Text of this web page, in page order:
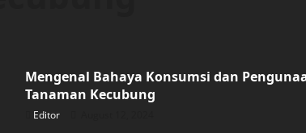
Mengenal Bahaya Konsumsi dan
Tanaman Kecubung
Editor